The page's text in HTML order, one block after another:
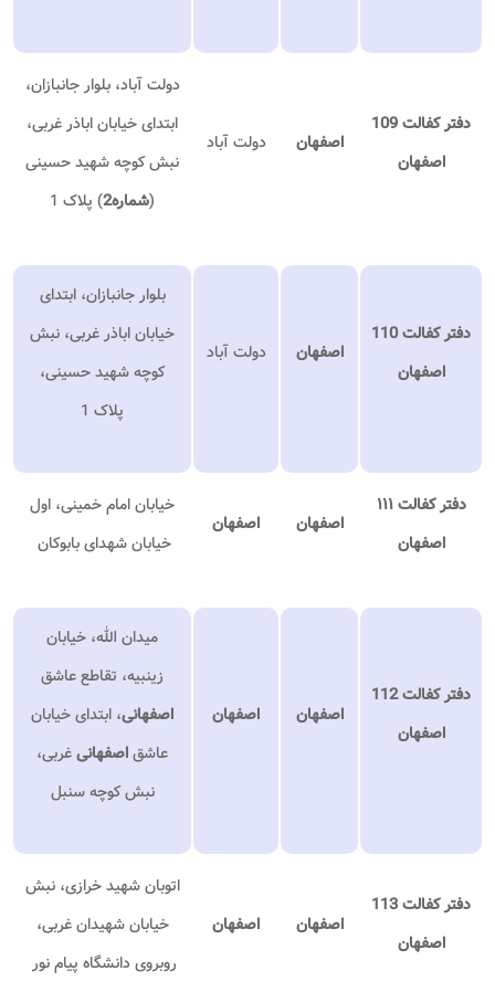
دفتر کفالت 109
اصفهان
اصفهان دولت آباد
دولت آباد، بلوار جانبازان،
ابتدای خیابان اباذر غربی،
نبش کوچه شهید حسینی
(شماره2 ) پلاک 1
دفتر کفالت 110
اصفهان
اصفهان دولت آباد
بلوار جانبازان، ابتدای
خیابان اباذر غربی، نبش
کوچه شهید حسینی،
پلاک 1
دفتر کفالت ۱۱۱
اصفهان​
اصفهان اصفهان
خیابان امام خمینی، اول
خیابان شهدای بابوکان
دفتر کفالت 112
اصفهان
اصفهان اصفهان
میدان الله، خیابان
زینبیه، تقاطع عاشق
اصفهانی، ابتدای خیابان
عاشقاصفهانیغربی،
نبش کوچه سنبل
دفتر کفالت 113
اصفهان
اصفهان اصفهان
اتوبان شهید خرازی، نبش
خیابان شهیدان غربی،
روبروی دانشگاه پیام نور